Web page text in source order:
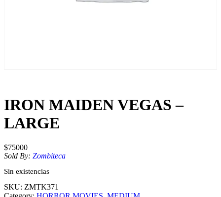
IRON MAIDEN VEGAS –
LARGE
$75000
Sold By: Zombiteca
Sin existencias
SKU: ZMTK371